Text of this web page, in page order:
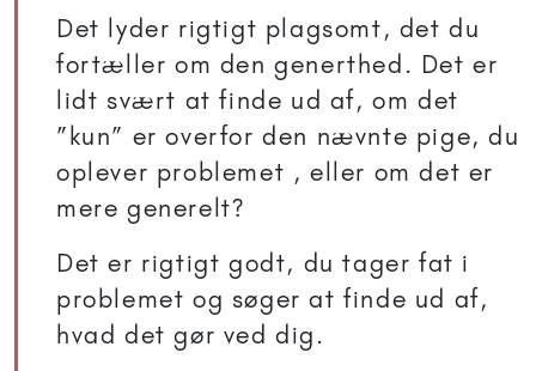
Det lyder rigtigt plagsomt, det du
fortæller om den generthed. Det er
lidt svært at finde ud af, om det
”kun” er overfor den nævnte pige, du
oplever problemet , eller om det er
mere generelt?
Det er rigtigt godt, du tager fat i
problemet og søger at finde ud af,
hvad det gør ved dig.